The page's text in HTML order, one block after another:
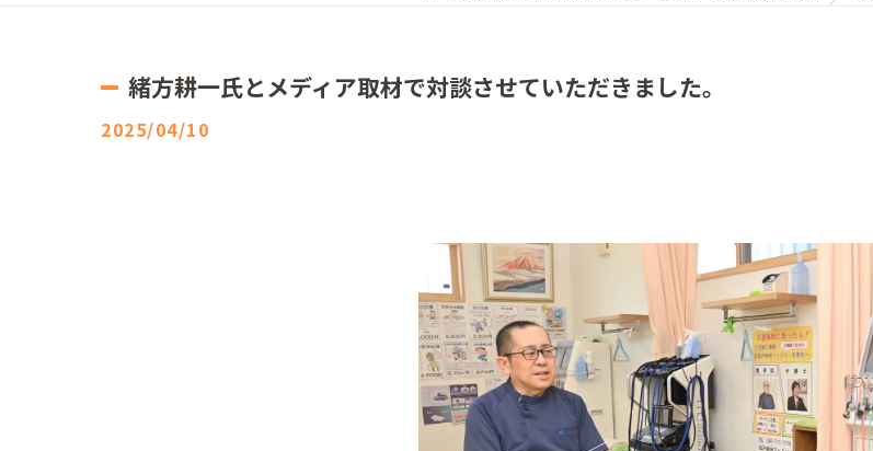
緒方耕一氏とメディア取材で対談させていただきました。
2025/04/10